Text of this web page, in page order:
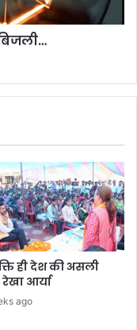
ही देश की असली
आर्या
ago